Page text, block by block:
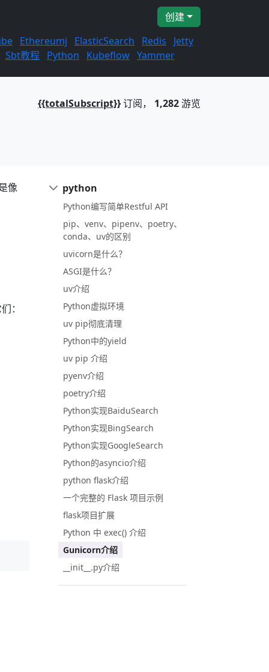
创建
Ethereumj ElasticSearch Redis
Jetty
Sbt教程 Python Kubeflow Yammer
{{totalSubscript}}订阅， 1,282游览
像
：
python
Python编写简单Restful API
pip、venv、pipenv、poetry、
conda、uv的区别
uvicorn是什么？
ASGI是什么？
uv介绍
Python虚拟环境
uv pip彻底清理
Python中的yield
uv pip 介绍
pyenv介绍
poetry介绍
Python实现BaiduSearch
Python实现BingSearch
Python实现GoogleSearch
Python的asyncio介绍
python flask介绍
一个完整的 Flask 项目示例
flask项目扩展
Python 中 exec() 介绍
Gunicorn介绍
__init__.py介绍